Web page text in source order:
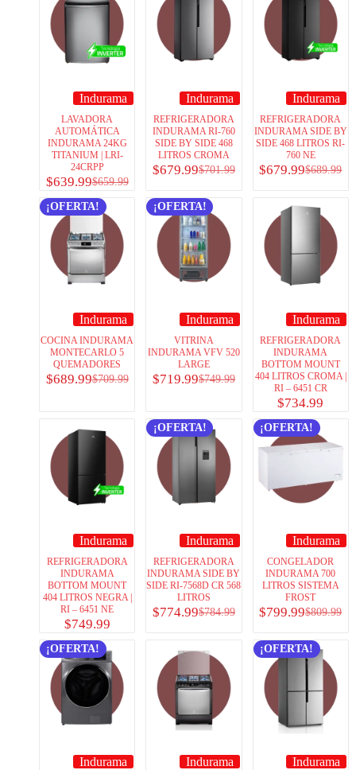
Indurama
LAVADORA
AUTOMÁTICA
INDURAMA 24KG
TITANIUM | LRI-
24CRPP
$659.99
$639.99
Indurama
REFRIGERADORA
INDURAMA RI-760
SIDE BY SIDE 468
LITROS CROMA
$701.99
$679.99
Indurama
REFRIGERADORA
INDURAMA SIDE BY
SIDE 468 LITROS RI-
760 NE
$689.99
$679.99
¡OFERTA!
Indurama
COCINA INDURAMA
MONTECARLO 5
QUEMADORES
$709.99
$689.99
¡OFERTA!
Indurama
VITRINA
INDURAMA VFV 520
LARGE
$749.99
$719.99
Indurama
REFRIGERADORA
INDURAMA
BOTTOM MOUNT
404 LITROS CROMA |
RI – 6451 CR
$734.99
Indurama
REFRIGERADORA
INDURAMA
BOTTOM MOUNT
404 LITROS NEGRA |
RI – 6451 NE
$749.99
¡OFERTA!
Indurama
REFRIGERADORA
INDURAMA SIDE BY
SIDE RI-7568D CR 568
LITROS
$784.99
$774.99
¡OFERTA!
Indurama
CONGELADOR
INDURAMA 700
LITROS SISTEMA
FROST
$809.99
$799.99
¡OFERTA!
Indurama Indurama
¡OFERTA!
Indurama